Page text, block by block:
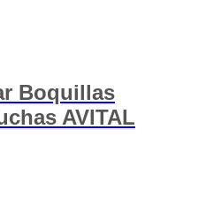
Boquillas
AVITAL